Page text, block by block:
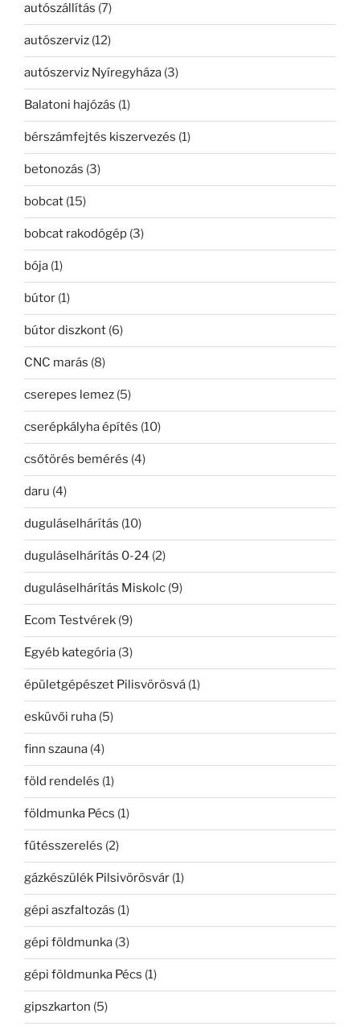
autószállítás (7)
autószerviz (12)
autószerviz Nyíregyháza (3)
Balatoni hajózás (1)
bérszámfejtés kiszervezés (1)
betonozás (3)
bobcat (15)
bobcat rakodógép (3)
bója (1)
bútor (1)
bútor diszkont (6)
CNC marás (8)
cserepes lemez (5)
cserépkályha építés (10)
csőtörés bemérés (4)
daru (4)
duguláselhárítás (10)
duguláselhárítás 0-24 (2)
duguláselhárítás Miskolc (9)
Ecom Testvérek (9)
Egyéb kategória (3)
épületgépészet Pilisvörösvá (1)
esküvői ruha (5)
finn szauna (4)
föld rendelés (1)
földmunka Pécs (1)
fűtésszerelés (2)
gázkészülék Pilsivörösvár (1)
gépi aszfaltozás (1)
gépi földmunka (3)
gépi földmunka Pécs (1)
gipszkarton (5)